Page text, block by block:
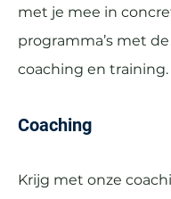
met je mee in
programma’s met
coaching en training.
Coaching
Krijg met onze